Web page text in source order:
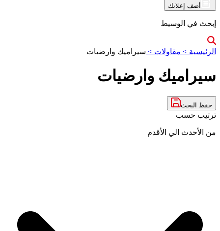
أضف إعلانك
إبحث في الوسيط
الرئيسية > مقاولات > سيراميك وارضيات
سيراميك وارضيات
حفظ البحث
ترتيب حسب
من الأحدث الي الأقدم